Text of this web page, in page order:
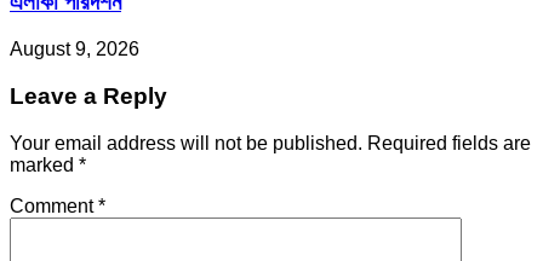
August 9, 2026
Leave a Reply
Your email address will not be published. Required fields are
marked *
Comment*